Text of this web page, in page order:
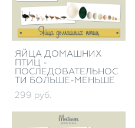
ЯЙЦА ДОМАШНИХ
ПТИЦ -
ПОСЛЕДОВАТЕЛЬНОС
ТИ БОЛЬШЕ-МЕНЬШЕ
299 pуб.